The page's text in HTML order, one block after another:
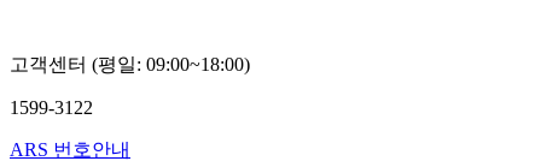
고객센터 (평일: 09:00~18:00)
1599-3122
ARS 번호안내